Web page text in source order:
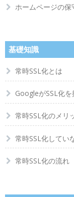
ホームページの保
基礎知識
常時SSL化とは
GoogleがSSL化を
常時SSL化のメリ
常時SSL化してい
常時SSL化の流れ